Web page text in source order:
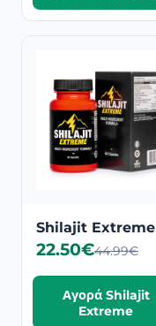
Shilajit Extreme
22.50€44.99€
Αγορά Shilajit
Extreme